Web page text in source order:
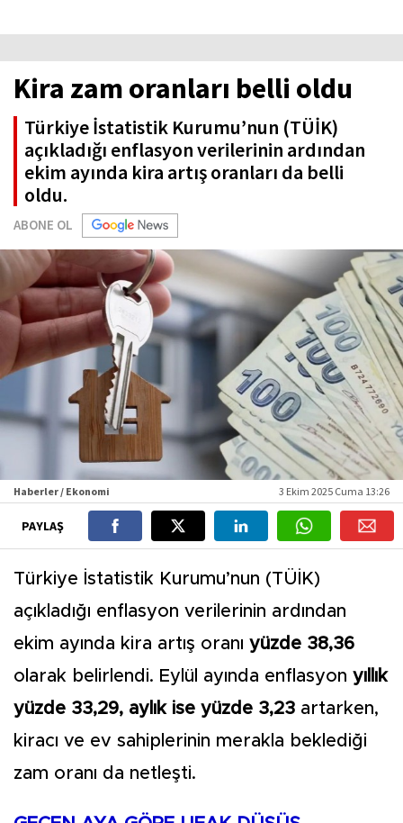
Kira zam oranları belli oldu
Türkiye İstatistik Kurumu’nun (TÜİK)
açıkladığı enflasyon verilerinin ardından
ekim ayında kira artış oranları da belli
oldu.
ABONE OL
Haberler / Ekonomi 3 Ekim 2025 Cuma 13:26
PAYLAŞ
Türkiye İstatistik Kurumu’nun (TÜİK)
açıkladığı enflasyon verilerinin ardından
ekim ayında kira artış oranı yüzde 38,36
olarak belirlendi. Eylül ayında enflasyon yıllık
yüzde 33,29, aylık ise yüzde 3,23 artarken,
kiracı ve ev sahiplerinin merakla beklediği
zam oranı da netleşti.